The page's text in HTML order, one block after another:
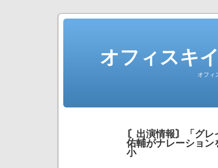
オフィスキ
オフィ
〘出演情報〙「グ
佑輔がナレーション
小